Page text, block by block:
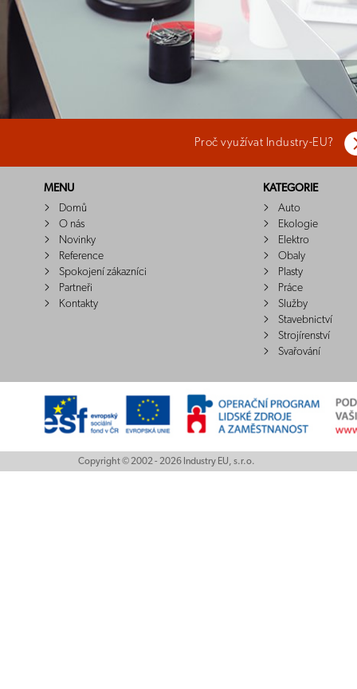
Proč využívat Industry-EU?
MENU
Domů
O nás
Novinky
Reference
Spokojení zákazníci
Partneři
Kontakty
KATEGORIE
Auto
Ekologie
Elektro
Obaly
Plasty
Práce
Služby
Stavebnictví
Strojírenství
Svařování
Copyright © 2002 - 2026 Industry EU, s.r.o.